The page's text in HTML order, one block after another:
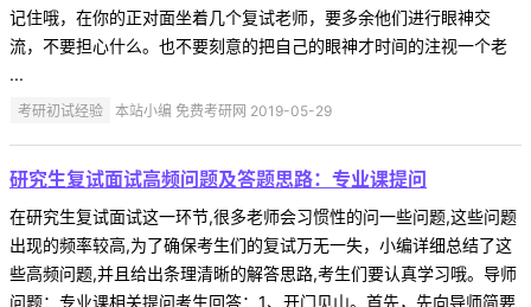
记住哦，在你的正对面坐着几个复试老师，要多余他们进行眼神交
流，不要担心什么。也不要刻意的把自己的眼神才时间的注视一个老
...
考研初试经验 本站小编 免费考研网 2019-05-29
研究生复试面试高频问题及答题思路：专业课提问
在研究生复试面试这一环节,很多老师会习惯性的问一些问题,这些问题
出现的频率较高,为了确保考生们的复试万无一失，小编详细总结了这
些高频问题,并且给出条理清晰的解答思路,考生们要认真学习哦。导师
问题：专业课相关提问考生回答：1、开门见山。首先，先向导师简要